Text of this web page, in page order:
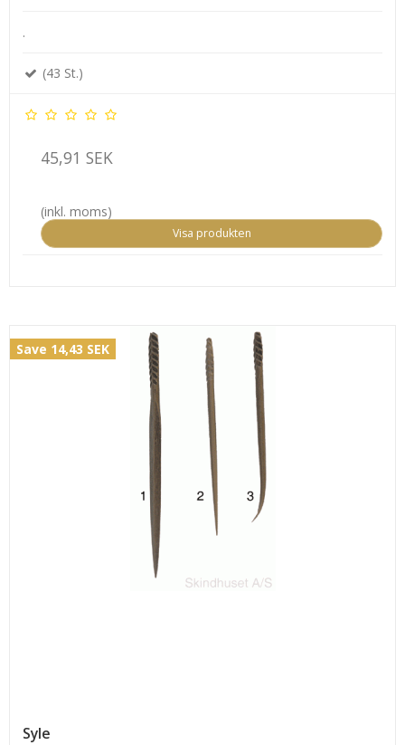
.
(43 St.)
45,91 SEK
(inkl. moms)
Visa produkten
Save 14,43 SEK
Syle